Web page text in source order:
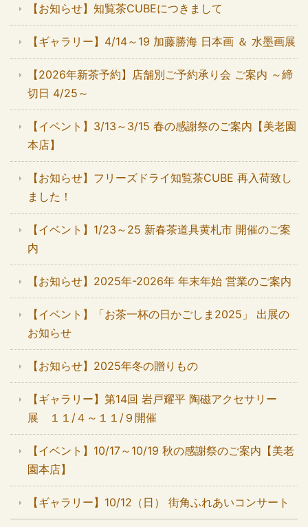
【お知らせ】知覧茶CUBEにつきまして
【ギャラリー】4/14～19 加藤勝海 日本画 ＆ 水墨画展
【2026年新茶予約】店舗別ご予約承り会 ご案内 ～締
切日 4/25～
【イベント】3/13～3/15 春の感謝祭のご案内【美老園
本店】
【お知らせ】フリーズドライ知覧茶CUBE 再入荷致し
ました！
【イベント】1/23～25 新春茶道具黄札市 開催のご案
内
【お知らせ】2025年-2026年 年末年始 営業のご案内
【イベント】「お茶一杯の日かごしま2025」 出展の
お知らせ
【お知らせ】2025年冬の贈りもの
【ギャラリー】第14回 岩戸耀平 陶磁アクセサリー
展 １１/４～１１/９開催
【イベント】10/17～10/19 秋の感謝祭のご案内【美老
園本店】
【ギャラリー】10/12（日） 街角ふれあいコンサート